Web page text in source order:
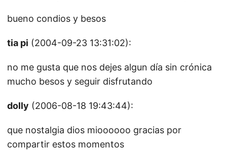
bueno condios y besos
tia pi (2004-09-23 13:31:02):
no me gusta que nos dejes algun día sin crónica
mucho besos y seguir disfrutando
dolly (2006-08-18 19:43:44):
que nostalgia dios mioooooo gracias por
compartir estos momentos